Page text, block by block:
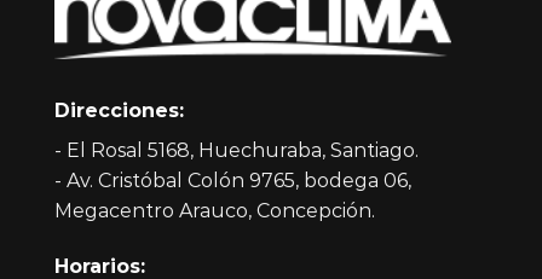
Direcciones:
- El Rosal 5168, Huechuraba, Santiago.
- Av. Cristóbal Colón 9765, bodega 06,
Megacentro Arauco, Concepción.
Horarios: